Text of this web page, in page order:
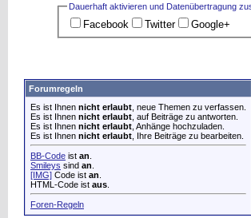
Dauerhaft aktivieren und Datenüber­tragung
Facebook Twitter Google+
Forumregeln
Es ist Ihnen nicht erlaubt , neue Themen zu verfassen.
Es ist Ihnen nicht erlaubt , auf Beiträge zu antworten.
Es ist Ihnen nicht erlaubt , Anhänge hochzuladen.
Es ist Ihnen nicht erlaubt , Ihre Beiträge zu bearbeiten.
BB-Code ist an
Smileys sind an
[IMG] Code ist an
HTML-Code ist aus
Foren-Regeln